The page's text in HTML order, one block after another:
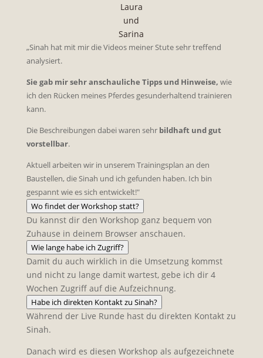
Laura
und
Sarina
„Sinah hat mit mir die Videos meiner Stute sehr treffend
analysiert.
Sie gab mir sehr anschauliche Tipps und Hinweise, wie
ich den Rücken meines Pferdes gesunderhaltend trainieren
kann.
Die Beschreibungen dabei waren sehr bildhaft und gut
vorstellbar.
Aktuell arbeiten wir in unserem Trainingsplan an den
Baustellen, die Sinah und ich gefunden haben. Ich bin
gespannt wie es sich entwickelt!"
Wo findet der Workshop statt?
Du kannst dir den Workshop ganz bequem von
Zuhause in deinem Browser anschauen.
Wie lange habe ich Zugriff?
Damit du auch wirklich in die Umsetzung kommst
und nicht zu lange damit wartest, gebe ich dir 4
Wochen Zugriff auf die Aufzeichnung.
Habe ich direkten Kontakt zu Sinah?
Während der Live Runde hast du direkten Kontakt zu
Sinah.
Danach wird es diesen Workshop als aufgezeichnete